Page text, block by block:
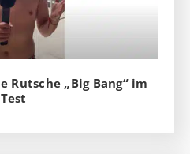
Rutsche „Big Bang“ im
Test